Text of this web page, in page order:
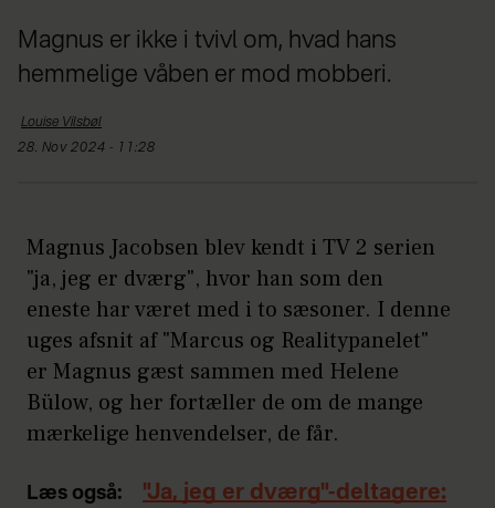
Magnus er ikke i tvivl om, hvad hans
hemmelige våben er mod mobberi.
Louise Vilsbøl
28. Nov 2024 - 11:28
Magnus Jacobsen blev kendt i TV 2 serien
"ja, jeg er dværg", hvor han som den
eneste har været med i to sæsoner. I denne
uges afsnit af "Marcus og Realitypanelet"
er Magnus gæst sammen med Helene
Bülow, og her fortæller de om de mange
mærkelige henvendelser, de får.
Læs også:
"Ja, jeg er dværg"-deltagere: